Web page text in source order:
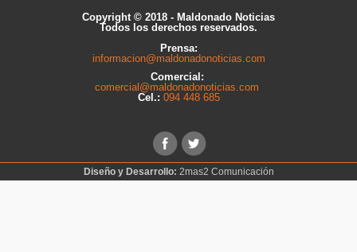
Copyright © 2018 - Maldonado Noticias
Todos los derechos reservados.
Prensa:
informacion@maldonadonoticias.com
Comercial:
comercial@maldonadonoticias.com
Cel.: 094 448 685
Diseño y Desarrollo: 2mas2 Comunicación